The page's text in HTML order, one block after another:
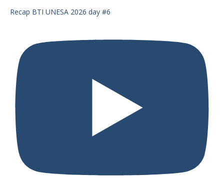
Recap BTI UNESA 2026 day #6